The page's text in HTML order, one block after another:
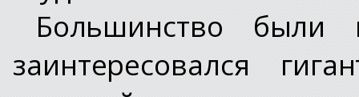
Большинство
заинтересовался